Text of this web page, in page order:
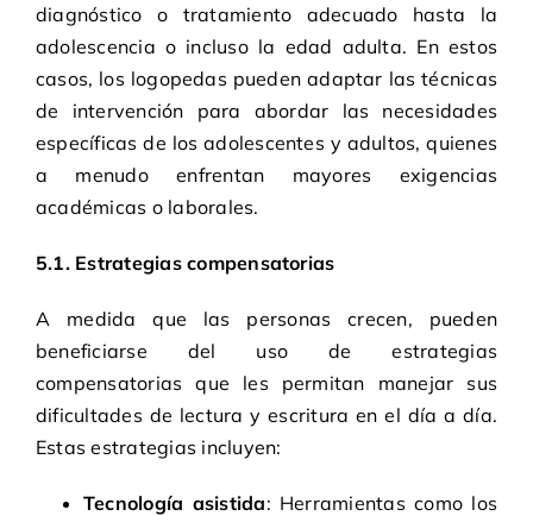
diagnóstico o tratamiento adecuado hasta la
adolescencia o incluso la edad adulta. En estos
casos, los logopedas pueden adaptar las técnicas
de intervención para abordar las necesidades
específicas de los adolescentes y adultos, quienes
a menudo enfrentan mayores exigencias
académicas o laborales.
5.1. Estrategias compensatorias
A medida que las personas crecen, pueden
beneficiarse del uso de estrategias
compensatorias que les permitan manejar sus
dificultades de lectura y escritura en el día a día.
Estas estrategias incluyen:
Tecnología asistida: Herramientas como los